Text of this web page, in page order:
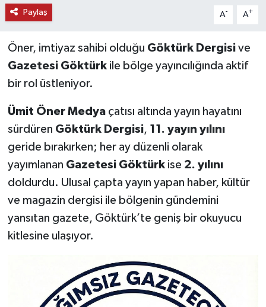
Paylaş A- A+
Öner, imtiyaz sahibi olduğu Göktürk Dergisive
Gazetesi Göktürkile bölge yayıncılığında aktif
bir rol üstleniyor.
Ümit Öner Medyaçatısı altında yayın hayatını
sürdüren Göktürk Dergisi, 11. yayın yılını
geride bırakırken; her ay düzenli olarak
yayımlanan Gazetesi Göktürkise 2. yılını
doldurdu. Ulusal çapta yayın yapan haber, kültür
ve magazin dergisi ile bölgenin gündemini
yansıtan gazete, Göktürk’te geniş bir okuyucu
kitlesine ulaşıyor.
TEKNOLOJİ
TİCARET
YAŞAM